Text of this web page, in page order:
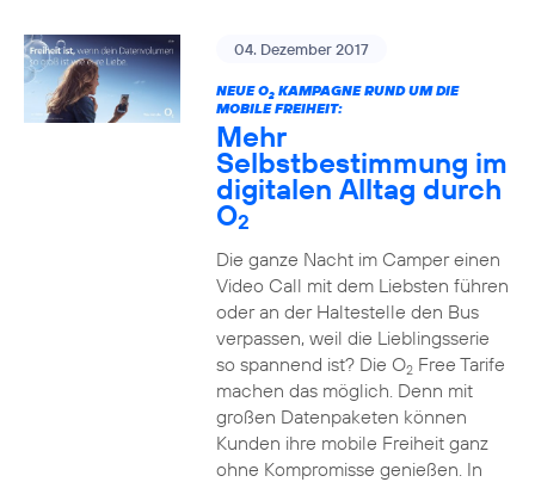
04. Dezember 2017
NEUE O2KAMPAGNE RUND UM DIE
MOBILE FREIHEIT:
Mehr
Selbstbestimmung im
digitalen Alltag durch
O2
Die ganze Nacht im Camper einen
Video Call mit dem Liebsten führen
oder an der Haltestelle den Bus
verpassen, weil die Lieblingsserie
so spannend ist? Die O2Free Tarife
machen das möglich. Denn mit
großen Datenpaketen können
Kunden ihre mobile Freiheit ganz
ohne Kompromisse genießen. In